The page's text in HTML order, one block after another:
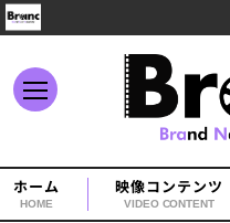
ホーム
HOME
映像コンテンツ
VIDEO CONTENT